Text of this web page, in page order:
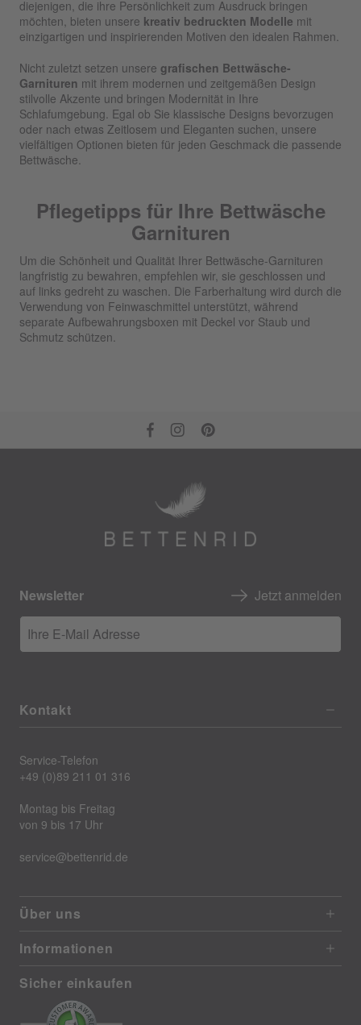
diejenigen, die ihre Persönlichkeit zum Ausdruck bringen
möchten, bieten unsere kreativ bedruckten Modelle mit
einzigartigen und inspirierenden Motiven den idealen Rahmen.
Nicht zuletzt setzen unsere grafischen Bettwäsche-
Garnituren mit ihrem modernen und zeitgemäßen Design
stilvolle Akzente und bringen Modernität in Ihre
Schlafumgebung. Egal ob Sie klassische Designs bevorzugen
oder nach etwas Zeitlosem und Eleganten suchen, unsere
vielfältigen Optionen bieten für jeden Geschmack die passende
Bettwäsche.
Pflegetipps für Ihre Bettwäsche
Garnituren
Um die Schönheit und Qualität Ihrer Bettwäsche-Garnituren
langfristig zu bewahren, empfehlen wir, sie geschlossen und
auf links gedreht zu waschen. Die Farberhaltung wird durch die
Verwendung von Feinwaschmittel unterstützt, während
separate Aufbewahrungsboxen mit Deckel vor Staub und
Schmutz schützen.
Newsletter Jetzt anmelden
Ihre E-Mail Adresse
Kontakt
Service-Telefon
+49 (0)89 211 01 316
Montag bis Freitag
von 9 bis 17 Uhr
service@bettenrid.de
Über uns
Informationen
Sicher einkaufen